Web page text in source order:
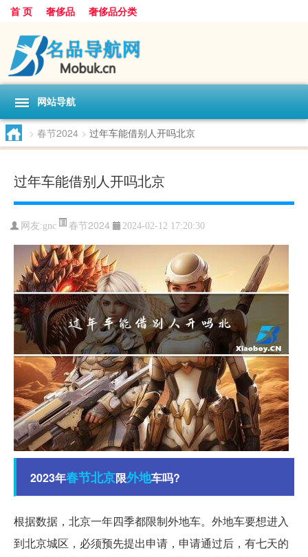
首 页 奢侈品 奢侈品分类
网站导航
> 春节2024 > 过年车能借别人开吗北京
过年车能借别人开吗北京
网友:gnc 春节2024 2024-02-12 17:20:30
2023年春节北京限外地车吗?
根据数据，北京一年四季都限制外地车。外地车要想进入
到北京城区，必须预先提出申请，申请通过后，有七天的